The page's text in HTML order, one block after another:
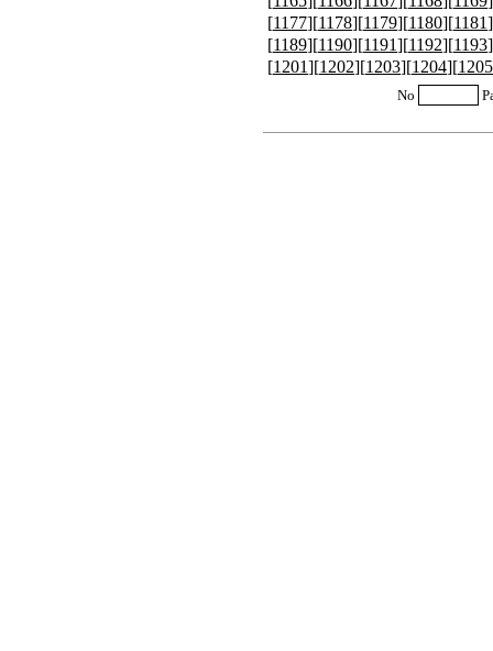
[1177][1178][1179][1180][1181
[1189][1190][1191][1192][1193
[1201][1202][1203][1204][1205
No